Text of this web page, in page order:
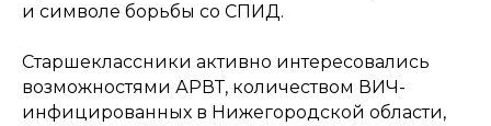
и символе борьбы со СПИД.
Старшеклассники активно интересовались
возможностями АРВТ, количеством ВИЧ-
инфицированных в Нижегородской области,